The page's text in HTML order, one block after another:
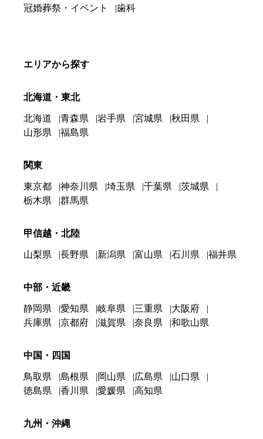
冠婚葬祭・イベント
歯科
エリアから探す
北海道・東北
北海道 青森県 岩手県 宮城県
秋田県
山形県
福島県
関東
東京都 神奈川県 埼玉県 千葉県
茨城県
栃木県
群馬県
甲信越・北陸
山梨県 長野県 新潟県 富山県 石川県 福井県
中部・近畿
静岡県 愛知県 岐阜県 三重県
大阪府
兵庫県
京都府 滋賀県 奈良県 和歌山県
中国・四国
鳥取県 島根県 岡山県 広島県
山口県
徳島県
香川県 愛媛県 高知県
九州・沖縄